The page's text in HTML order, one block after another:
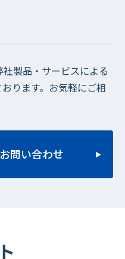
製品・サービスによる
ります。お気軽にご相
問い合わせ